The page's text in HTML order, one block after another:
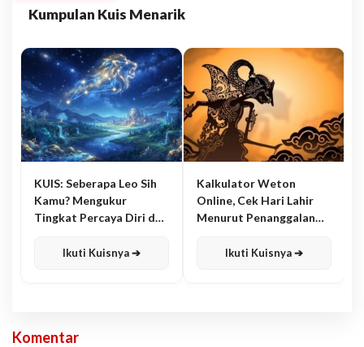
Kumpulan Kuis Menarik
KUIS: Seberapa Leo Sih
Kamu? Mengukur
Tingkat Percaya Diri dan
Ikuti Kuisnya ➔
Kalkulator Weton
Online, Cek Hari Lahir
Menurut Penanggalan
Ikuti Kuisnya ➔
Komentar